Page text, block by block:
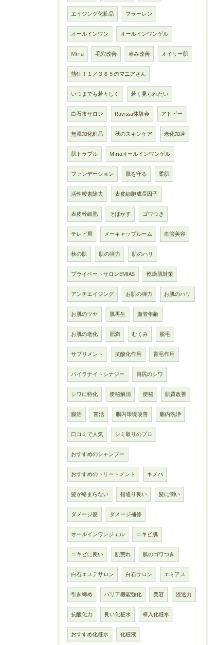
エイジング化粧品 フラーレン
オールインワン オールインワンゲル
Mina 毛穴改善 赤み改善 オイリー肌
熱狂！１／３６５のマニアさん
いつまでも若々しく 若く見られたい
白石市サロン Ravissa体験会 アトピー
無添加化粧品 秋のスキンケア 老化加速
肌トラブル Minaオールインワンゲル
ファンデーション 肌を守る 柔肌
活性酸素除去 表皮細胞成長因子
表皮幹細胞 そばかす ゴワつき
テレビ局 メーキャップルーム 血管美容
秋の肌 肌の弾力 肌のハリ
プライベートサロンEMIAS 乾燥肌対策
アンチエイジング お肌の弾力 お肌のハリ
お肌のツヤ 肌再生 血管年齢
お肌の老化 肥満 むくみ 脱毛
サプリメント 抗酸化作用 育毛作用
パイラナイトシナジー 目尻のシワ
シワに特化 便秘解消 便秘 肌質改善
腸活 菌活 腸内環境改善 腸内洗浄
口コミで人気 シミ取りのプロ
おすすめのシャンプー
おすすめのトリートメント キメハ
髪が絡まらない 指通り良い 髪に潤い
ダメージ髪 ダメージ補修
オールインワンジェル ニキビ肌
ニキビに良い 肌荒れ 肌のゴワつき
白石エステサロン 白石サロン エミアス
引き締め バリア機能強化 美容 浸透力
抗酸化力 良い化粧水 導入化粧水
おすすめ化粧水 化粧液